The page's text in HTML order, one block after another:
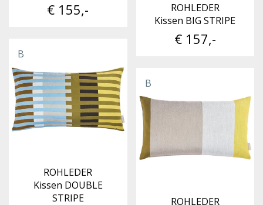
€ 155,-
ROHLEDER
Kissen BIG STRIPE
€ 157,-
B
ROHLEDER
Kissen DOUBLE
STRIPE
B
ROHLEDER